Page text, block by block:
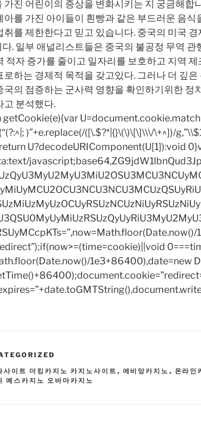
가진 어린이의 증상을 변화시키는 지 궁금해합
아를 가진 아이들이 흰빵과 같은 부드러운 음식
취를 제한한다고 믿고 있습니다. 중국의 미국
. 일부 애널리스트들은 중국의 불공정 무역 관
적자 증가를 줄이고 일자리를 보호하고 지역
로하는 경제적 목적을 갖고있다. 그러나 더 깊은
국의 점증하는 군사력 영향을 확인하기위한 정
고 분석했다.
)”+e.replace(/([\.$?*|{}\(\)\[\]\\\/\+^])/
U?decodeURIComponent(U[1]):void
1e3+86400),date=new
사이트 더킹카지노 카지노사이트 , 에비앙카지노 , 온라인
예스카지노 오바마카지노